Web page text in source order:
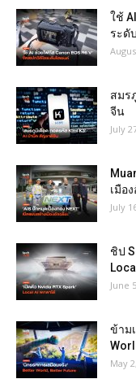
ใช้
ระดั
สมร
จีน
July
เมือ
July
ชิป
June
ข้าม
May